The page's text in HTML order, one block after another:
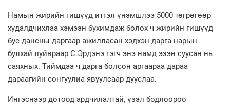
Намын жирийн гишүүд итгэл үнэмшлээ 5000 төгрөгөөр
худалдчихлаа хэмээн бухимдаж болох ч жирийн гишүүд
бус дансны даргаар ажилласан хэдхэн дарга нарын
булхай луйвраар С.Эрдэнэ гэгч энэ намд эзэн суусан нь
саяхных. Тиймдээ ч дарга болсон аргаараа дараа
дараагийн сонгуулиа явуулсаар дууслаа.
Ингэснээр дотоод ардчилалтай, үзэл бодлоороо